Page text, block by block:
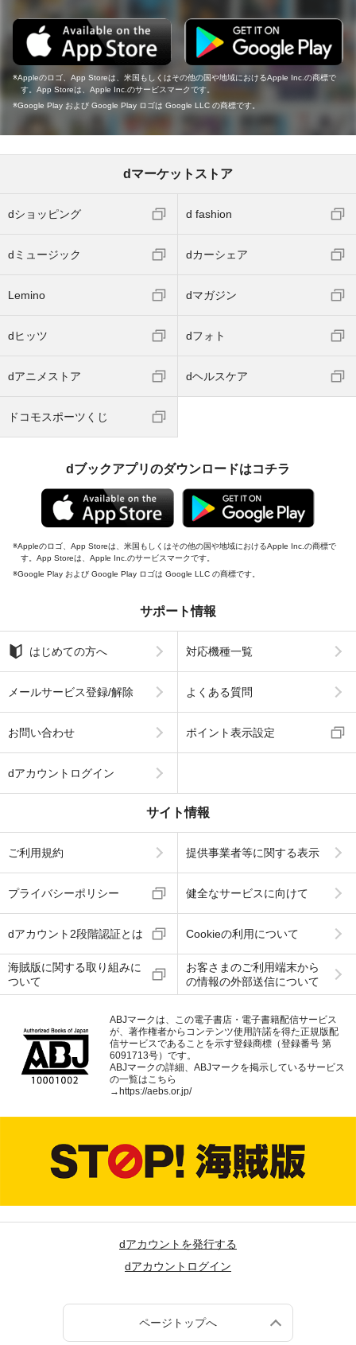
Appleのロゴ、App Storeは、米国もしくはその他の国や地域におけるApple Inc.の商標で
す。App Storeは、Apple Inc.のサービスマークです。
Google Play および Google Play ロゴは Google LLC の商標です。
dマーケットストア
dショッピング d fashion
dミュージック dカーシェア
Lemino dマガジン
dヒッツ dフォト
dアニメストア dヘルスケア
ドコモスポーツくじ
dブックアプリのダウンロードはコチラ
Appleのロゴ、App Storeは、米国もしくはその他の国や地域におけるApple Inc.の商標で
す。App Storeは、Apple Inc.のサービスマークです。
Google Play および Google Play ロゴは Google LLC の商標です。
サポート情報
はじめての方へ 対応機種一覧
メールサービス登録/解除 よくある質問
お問い合わせ ポイント表示設定
dアカウントログイン
サイト情報
ご利用規約 提供事業者等に関する表示
プライバシーポリシー 健全なサービスに向けて
dアカウント2段階認証とは Cookieの利用について
海賊版に関する取り組みに
ついて
お客さまのご利用端末から
の情報の外部送信について
ABJマークは、この電子書店・電子書籍配信サービス
が、著作権者からコンテンツ使用許諾を得た正規版配
信サービスであることを示す登録商標（登録番号 第
6091713号）です。
ABJマークの詳細、ABJマークを掲示しているサービス
の一覧はこちら
→ https://aebs.or.jp/
dアカウントを発行する
dアカウントログイン
ページトップへ